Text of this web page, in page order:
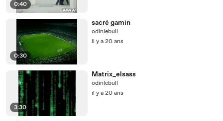
0:40
0:30
sacré gamin
odinlebull
il y a 20 ans
3:30
Matrix_elsass
odinlebull
il y a 20 ans